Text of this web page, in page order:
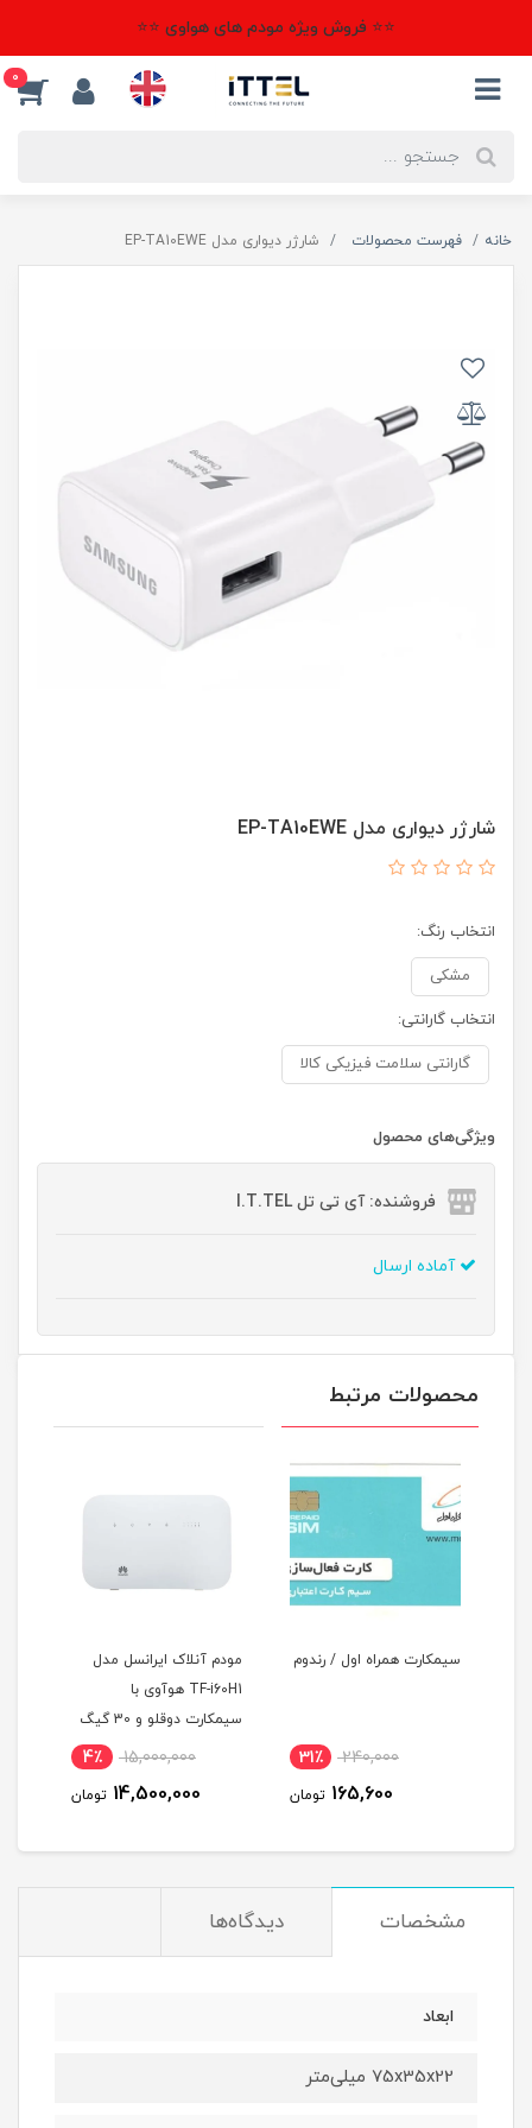
⭐⭐ فروش ویژه مودم های هواوی ⭐⭐
0
خانه فهرست محصولات شارژر دیواری مدل EP-TA10EWE
شارژر دیواری مدل EP-TA10EWE
انتخاب رنگ:
مشکی
انتخاب گارانتی:
گارانتی سلامت فیزیکی کالا
ویژگی‌های محصول
فروشنده: آی تی تل I.T.TEL
آماده ارسال
محصولات مرتبط
سیمکارت همراه اول / رندوم
240,000 31٪
165,600 تومان
مودم آنلاک ایرانسل مدل
TF-i60H1 هوآوی با
سیمکارت دوقلو و 30 گیگ
اینترنت یک ماهه
15,000,000 4٪
14,500,000 تومان
مشخصات دیدگاه‌ها
ابعاد
75x35x22 میلی‌متر